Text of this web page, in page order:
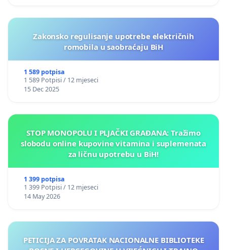
Zakonsko regulisanje upotrebe električnih
romobila u saobraćaju BiH
1 589 potpisa
1 589 Potpisi / 12 mjeseci
15 Dec 2025
STOP MONOPOLU I PLJAČKI GRAĐANA: Tražimo
slobodu online kupovine vitamina i suplemenata
za ličnu upotrebu u BiH!
1 399 potpisa
1 399 Potpisi / 12 mjeseci
14 May 2026
PETICIJA ZA POVRATAK NACIONALNE BIBLIOTEKE